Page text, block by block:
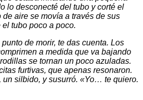
lo desconecté del tubo y corté el
aire se movía a través de sus
tubo poco a poco.
de morir, te das cuenta. Los
a medida que va bajando
se tornan un poco azuladas.
furtivas, que apenas resonaron.
un silbido, y susurró. «Yo… te quiero.